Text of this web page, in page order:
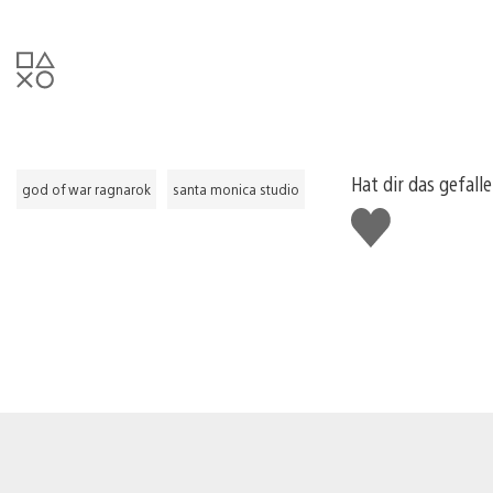
god of war ragnarok santa monica studio
Hat dir das
Gefällt
mir